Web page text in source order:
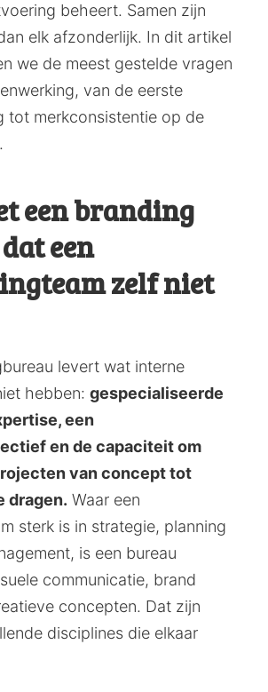
beheert. Samen zijn
elk afzonderlijk. In dit artikel
we de meest gestelde vragen
van de eerste
tot merkconsistentie op de
een branding
een
zelf niet
levert wat interne
hebben: gespecialiseerde
een
en de capaciteit om
van concept tot
dragen. Waar een
sterk is in strategie, planning
is een bureau
communicatie, brand
concepten. Dat zijn
disciplines die elkaar